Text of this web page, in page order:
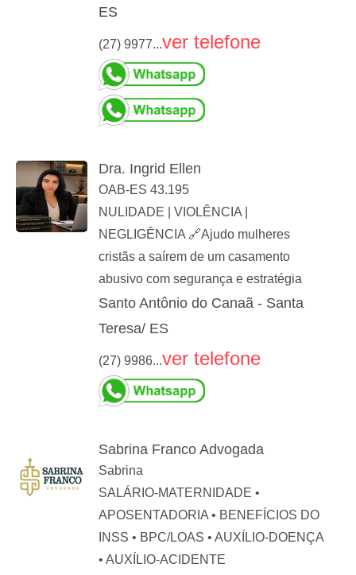
ES
(27) 9977...ver telefone
Dra. Ingrid Ellen
OAB-ES 43.195
NULIDADE | VIOLÊNCIA |
NEGLIGÊNCIA 🔗Ajudo mulheres
cristãs a saírem de um casamento
abusivo com segurança e estratégia
Santo Antônio do Canaã - Santa
Teresa/ ES
(27) 9986...ver telefone
Sabrina Franco Advogada
Sabrina
SALÁRIO-MATERNIDADE •
APOSENTADORIA • BENEFÍCIOS DO
INSS • BPC/LOAS • AUXÍLIO-DOENÇA
• AUXÍLIO-ACIDENTE